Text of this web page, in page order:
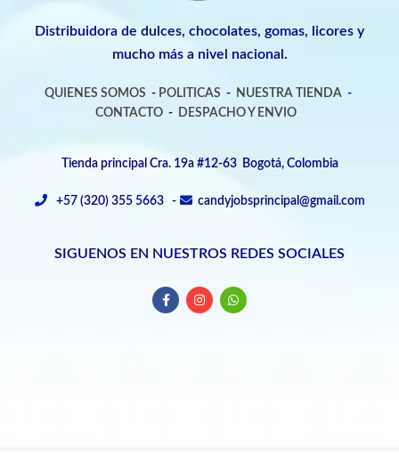
Distribuidora de dulces, chocolates, gomas, licores y
mucho más a nivel nacional.
QUIENES SOMOS - POLITICAS - NUESTRA TIENDA -
CONTACTO- DESPACHO Y ENVIO
Tienda principal Cra. 19a #12-63 Bogotá, Colombia
+57 (320) 355 5663 - candyjobsprincipal@gmail.com
SIGUENOS EN NUESTROS REDES SOCIALES